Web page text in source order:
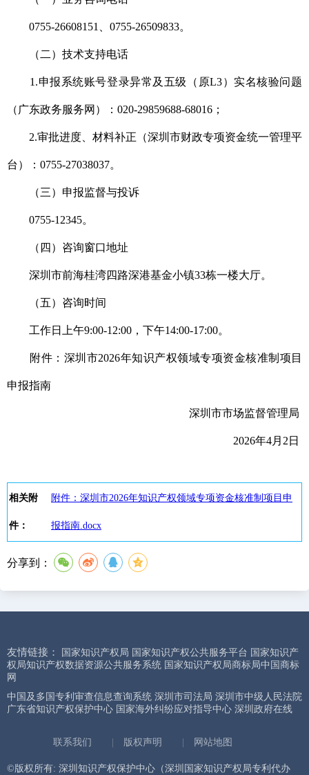
0755-26608151、0755-26509833。
（二）技术支持电话
1.申报系统账号登录异常及五级（原L3）实名核验问题
（广东政务服务网）：020-29859688-68016；
2.审批进度、材料补正（深圳市财政专项资金统一管理平
台）：0755-27038037。
（三）申报监督与投诉
0755-12345。
（四）咨询窗口地址
深圳市前海桂湾四路深港基金小镇33栋一楼大厅。
（五）咨询时间
工作日上午9:00-12:00，下午14:00-17:00。
附件：深圳市2026年知识产权领域专项资金核准制项目
申报指南
深圳市市场监督管理局
2026年4月2日
相关附
件：
附件：深圳市2026年知识产权领域专项资金核准制项目申
报指南.docx
分享到：
友情链接： 国家知识产权局 国家知识产权公共服务平台 国家知识产
权局知识产权数据资源公共服务系统 国家知识产权局商标局中国商标
网
中国及多国专利审查信息查询系统 深圳市司法局 深圳市中级人民法院
广东省知识产权保护中心 国家海外纠纷应对指导中心 深圳政府在线
联系我们 版权声明 网站地图
©版权所有: 深圳知识产权保护中心（深圳国家知识产权局专利代办